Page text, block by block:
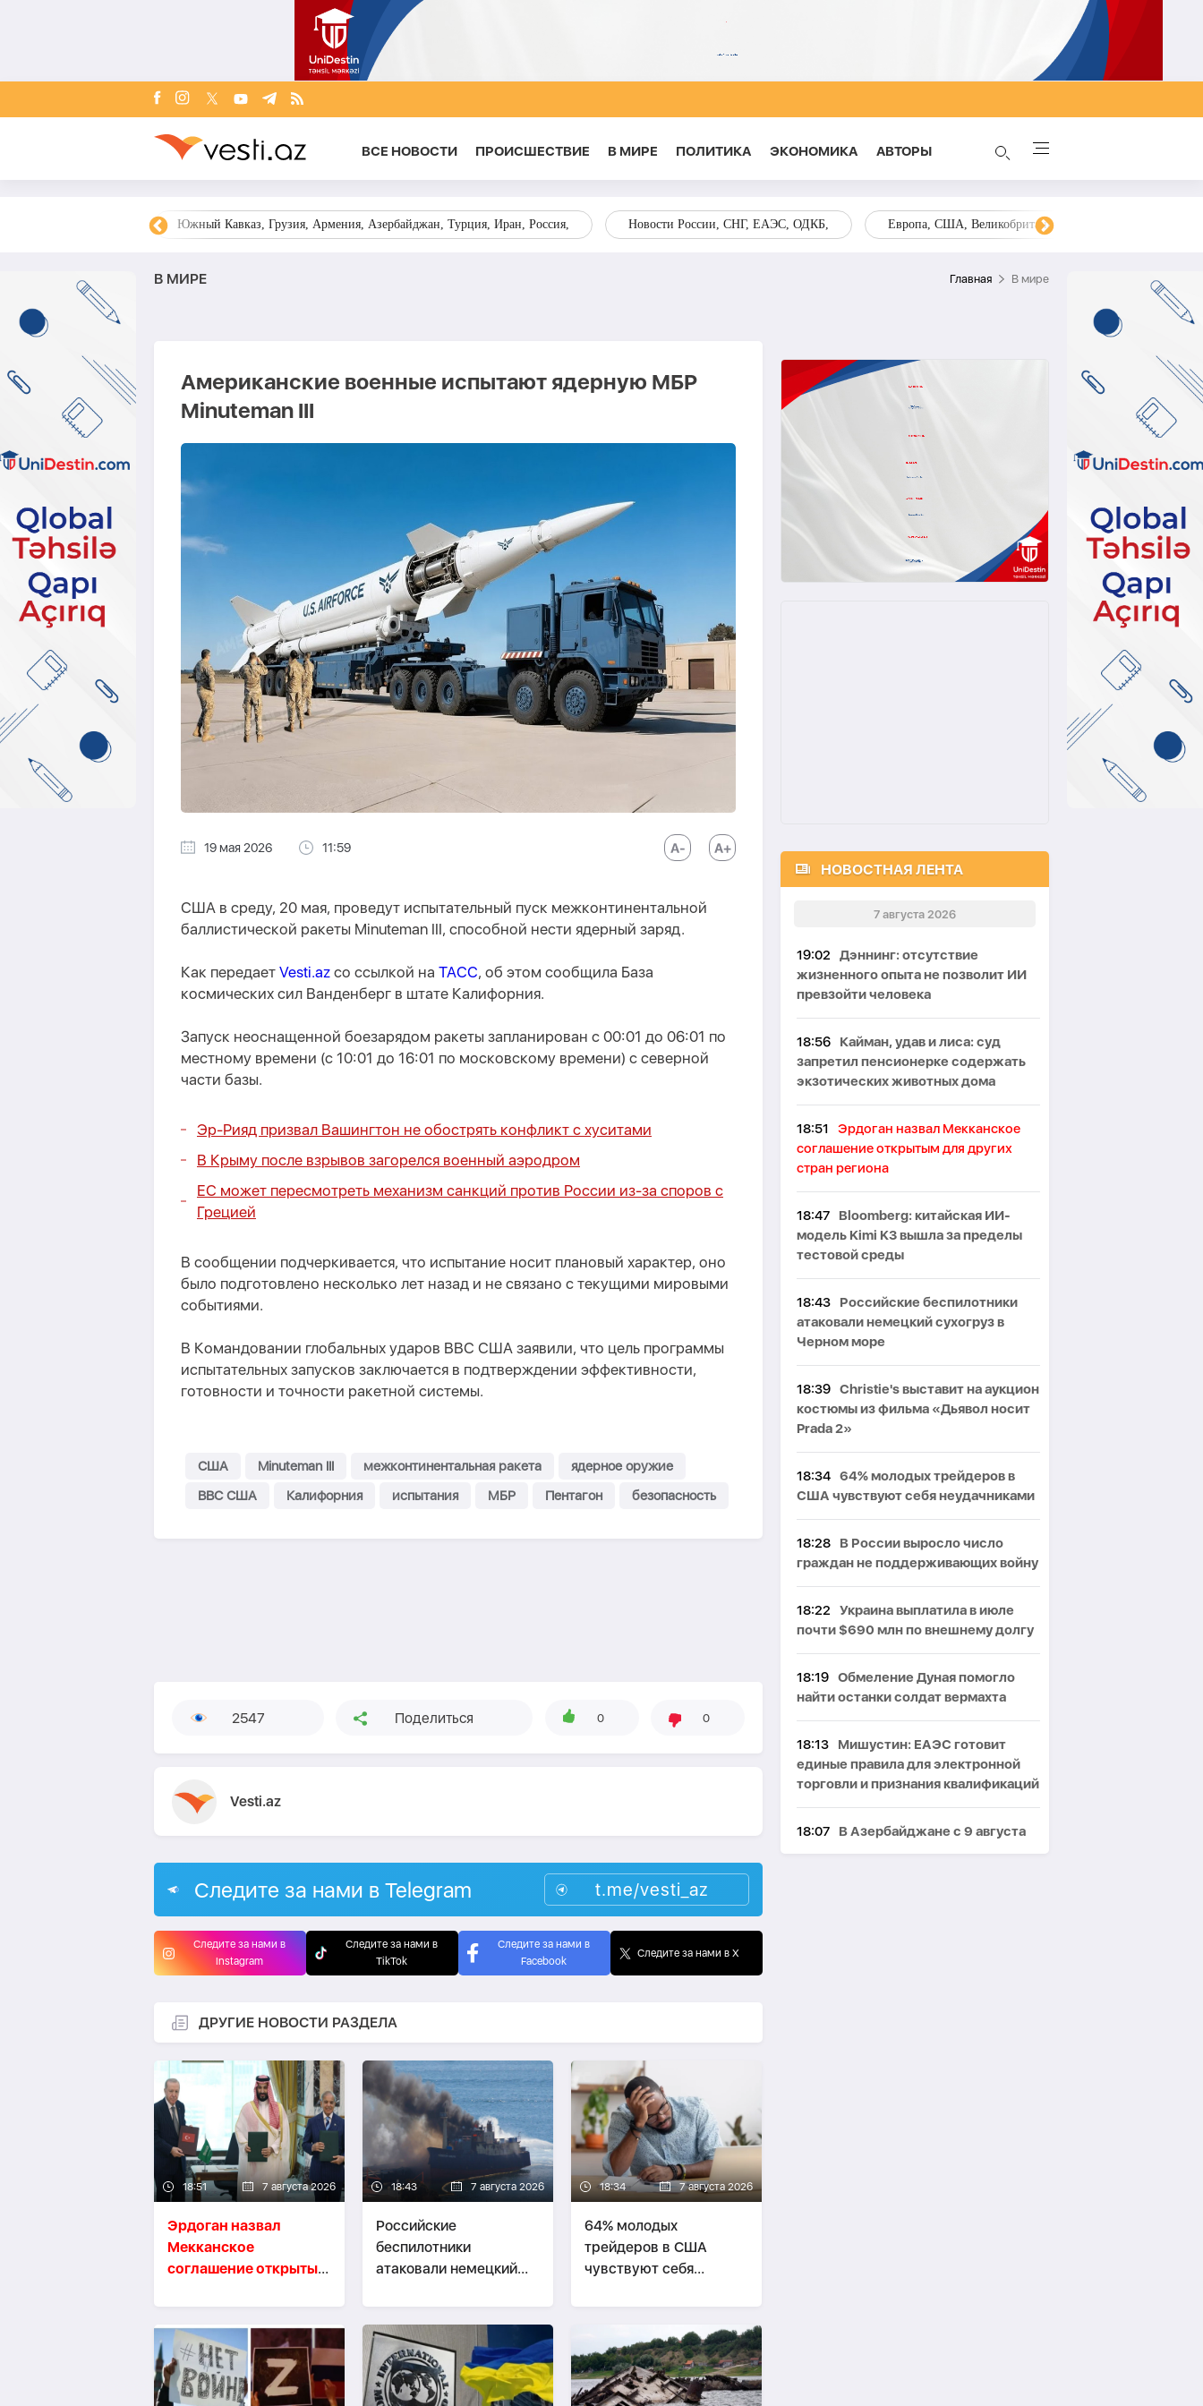
ВСЕ НОВОСТИ ПРОИСШЕСТВИЕ В МИРЕ ПОЛИТИКА ЭКОНОМИКА AВТОРЫ
Южный Кавказ, Грузия, Армения, Азербайджан, Турция, Иран, Россия, Новости России, СНГ, ЕАЭС, ОДКБ, Европа, США, Великобритания, Украина, Запад,
В МИРЕ Главная В мире
Американские военные испытают ядерную МБР
Minuteman III
19 мая 2026 11:59
США в среду, 20 мая, проведут испытательный пуск межконтинентальной
баллистической ракеты Minuteman III, способной нести ядерный заряд.
Как передает Vesti.az со ссылкой на ТАСС, об этом сообщила База
космических сил Ванденберг в штате Калифорния.
Запуск неоснащенной боезарядом ракеты запланирован с 00:01 до 06:01 по
местному времени (с 10:01 до 16:01 по московскому времени) с северной
части базы.
Эр-Рияд призвал Вашингтон не обострять конфликт с хуситами
В Крыму после взрывов загорелся военный аэродром
ЕС может пересмотреть механизм санкций против России из-за споров с
Грецией
В сообщении подчеркивается, что испытание носит плановый характер, оно
было подготовлено несколько лет назад и не связано с текущими мировыми
событиями.
В Командовании глобальных ударов ВВС США заявили, что цель программы
испытательных запусков заключается в подтверждении эффективности,
готовности и точности ракетной системы.
США Minuteman III межконтинентальная ракета
ядерное оружие
ВВС США
Калифорния испытания МБР Пентагон безопасность
2547 Поделиться 0 0
Vesti.az
Следите за нами в Telegram t.me/vesti_az
Следите за нами в
Instagram
Следите за нами в
TikTok
Следите за нами в
Facebook
Следите за нами в X
ДРУГИЕ НОВОСТИ РАЗДЕЛА
18:51 7 августа 2026
Эрдоган назвал
Мекканское
соглашение открытым
региона
18:43 7 августа 2026
Российские
беспилотники
атаковали немецкий
море
18:34 7 августа 2026
64% молодых
трейдеров в США
чувствуют себя
НОВОСТНАЯ ЛЕНТА
7 августа 2026
19:02
Дэннинг: отсутствие
жизненного опыта не позволит ИИ
превзойти человека
18:56
Кайман, удав и лиса: суд
запретил пенсионерке содержать
экзотических животных дома
18:51
Эрдоган назвал Мекканское
соглашение открытым для других
стран региона
18:47
Bloomberg: китайская ИИ-
модель Kimi K3 вышла за пределы
тестовой среды
18:43
Российские беспилотники
атаковали немецкий сухогруз в
Черном море
18:39 Christie's выставит на аукцион
костюмы из фильма «Дьявол носит
Prada 2»
18:34 64% молодых трейдеров в
США чувствуют себя неудачниками
18:28
В России выросло число
граждан не поддерживающих войну
18:22
Украина выплатила в июле
почти $690 млн по внешнему долгу
18:19 Обмеление Дуная помогло
найти останки солдат вермахта
18:13
Мишустин: ЕАЭС готовит
единые правила для электронной
торговли и признания квалификаций
18:07
В Азербайджане с 9 августа
ожидаются дожди